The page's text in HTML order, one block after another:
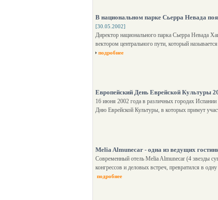
В национальном парке Сьерра Невада
[30.05.2002]
Директор национального парка Сьерра Невада
вектором центрального пути, который
подробнее
Европейский День Еврейской Культуры
16 июня 2002 года в различных городах
Дню Еврейской Культуры, в которых примут
Melia Almunecar - одна из ведущих
Современный отель Melia Almunecar (4 звезды
конгрессов и деловых встреч, превратился в
подробнее